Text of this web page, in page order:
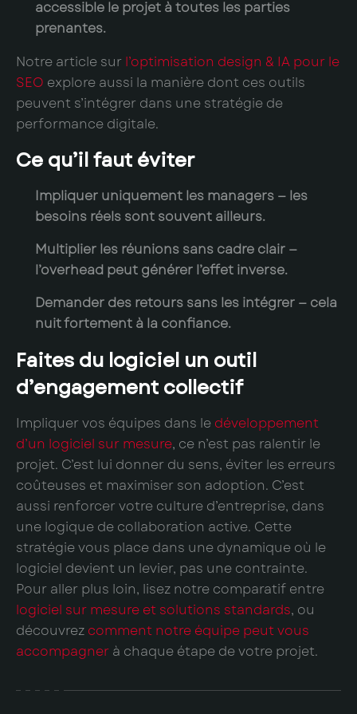
accessible le projet à toutes les parties
prenantes.
Notre article sur l’optimisation design & IA pour le
SEO explore aussi la manière dont ces outils
peuvent s’intégrer dans une stratégie de
performance digitale.
Ce qu’il faut éviter
Impliquer uniquement les managers — les
besoins réels sont souvent ailleurs.
Multiplier les réunions sans cadre clair —
l’overhead peut générer l’effet inverse.
Demander des retours sans les intégrer — cela
nuit fortement à la confiance.
Faites du logiciel un outil
d’engagement collectif
Impliquer vos équipes dans le développement
d’un logiciel sur mesure, ce n’est pas ralentir le
projet. C’est lui donner du sens, éviter les erreurs
coûteuses et maximiser son adoption. C’est
aussi renforcer votre culture d’entreprise, dans
une logique de collaboration active. Cette
stratégie vous place dans une dynamique où le
logiciel devient un levier, pas une contrainte.
Pour aller plus loin, lisez notre comparatif entre
logiciel sur mesure et solutions standards, ou
découvrez comment notre équipe peut vous
accompagner à chaque étape de votre projet.